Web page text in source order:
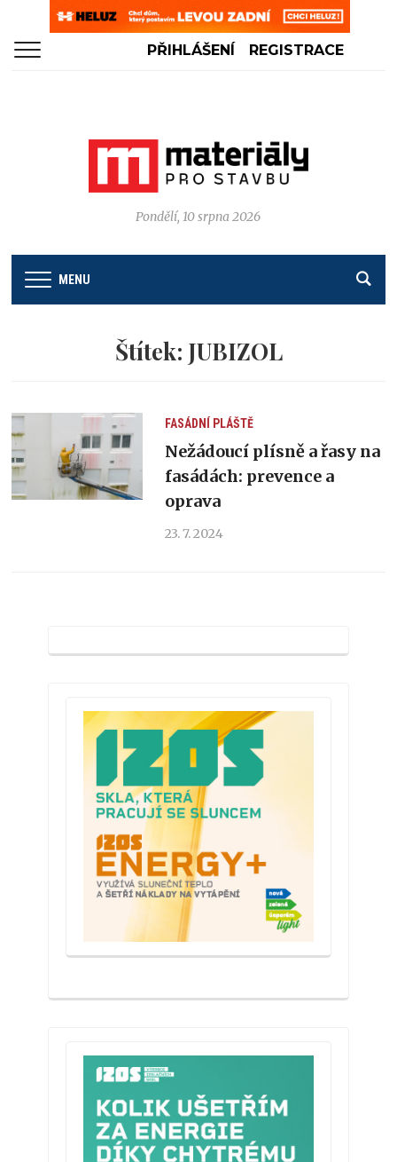
PŘIHLÁŠENÍ REGISTRACE
Pondělí, 10 srpna 2026
MENU
Štítek: JUBIZOL
FASÁDNÍ PLÁŠTĚ
Nežádoucí plísně a řasy na
fasádách: prevence a
oprava
23. 7. 2024